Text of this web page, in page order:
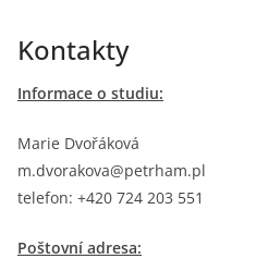
Kontakty
Informace o studiu:
Marie Dvořáková
m.dvorakova@petrham.pl
telefon: +420 724 203 551
Poštovní adresa: